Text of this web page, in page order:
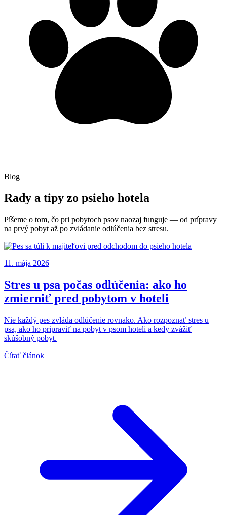
Blog
Rady a tipy zo psieho hotela
Píšeme o tom, čo pri pobytoch psov naozaj funguje — od prípravy
na prvý pobyt až po zvládanie odlúčenia bez stresu.
11. mája 2026
Stres u psa počas odlúčenia: ako ho
zmierniť pred pobytom v hoteli
Nie každý pes zvláda odlúčenie rovnako. Ako rozpoznať stres u
psa, ako ho pripraviť na pobyt v psom hoteli a kedy zvážiť
skúšobný pobyt.
Čítať článok